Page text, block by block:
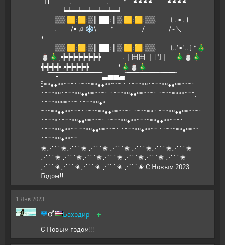
╘╧═╧═╧═╧═╧═╛
▒▒:🟨:🟨:▒║ ██:║▒:🟨:🟨:▒▒. ( . • . )
. /• ♫ ❄\ * /______/~＼
*
▒▒:🟨:🟨:▒║ ██:║▒:🟨:🟨:▒▒. (..'•'.. ) *🎄
⛄🎄˛╬╬╬╬╬╬╬╬ .｜田田 ｜門｜ 🎄⛄🎄
╬╬╬╬ .╬╬╬╬╬ *🎄⛄🎄
̶̶̶̶̿̿̿̿ ̶̶̿̿ ̶̿ ̶̿-̶̶̿̿ ̶̿ ̶̶̶̶̿̿̿̿ ̶̶̿̿ ̶̿ ̶̿ ̶̶̿̿ ̶̶̶̿̿̿ ̶̿ ̶̶̿̿ ̶̶̿̿ ̶̶̶̿̿̿ ̶̿ ̶̶̿̿ ̶̿ ̶̶̶̶̿̿̿̿ ̶̶̿̿ ̶̶̶̶̿̿̿̿ ̶̿ ̶̶̿̿ ̶̿ ̶̶̿̿ ̶▃▅▅▃̶̶̿̿ ̶̿ ̶̶̶̶̿̿̿̿ ̶̶̿̿ ̶̿ ̶̶̿̿ ̶̶̶̿̿̿ ̶̿ ̶̿ ̶̶̿̿ ̶̶̶̿̿̿ ̶̿ ̶̶̿̿ ̶̶̿̿ ̶̶̶̿̿̿ ̶̿ ̶̶̿̿ ̶̿ ̶̿ ̶̶̿̿ ̶̶̶̿̿̿ ̶̿ ̶̶̿̿ ̶̶̶̶̿̿̿̿ ̶̶̿̿ ̶̿
̶̿"*°••°*"˜¯`´¯˜"*°••°*"˜¯ ` ´¯˜"*°´¯˜"*°••°*"˜¯`
´¯˜"*°´¯˜"*°••°*"˜¯` ´¯˜"*°••°*"˜¯` ´¯˜"*°°*"˜¯.
´¯˜"*°°*"˜¯ ´¯˜"*°•°
¯˜"*°••°*"˜¯`´¯˜"*°••°*"˜¯` ´¯˜"*°´ ¯˜"*°••°*"˜¯`
´¯˜"*´¯˜"*°••°*"˜¯` ´¯˜"*°•°*"˜˜"*°••°*"˜¯`
´¯˜"*°•°*"˜ ˜"*°••°*"˜¯` ´¯˜"*°•°*"˜ ´´¯˜"*°•°*"˜
´¯˜"*°•°*"˜
✬⋰``✬⋰``✬ ⋰``✬ ⋰``✬ ⋰``✬⋰``✬⋰``✬
⋰``✬ ⋰``✬⋰``✬⋰``✬ ⋰``✬⋰``✬ ⋰``✬
⋰``✬⋰``✬⋰``✬ ⋰``✬ ⋰``✬ С Новым 2023
Годом!!
1 Янв 2023
Баходир +
С Новым годом!!!